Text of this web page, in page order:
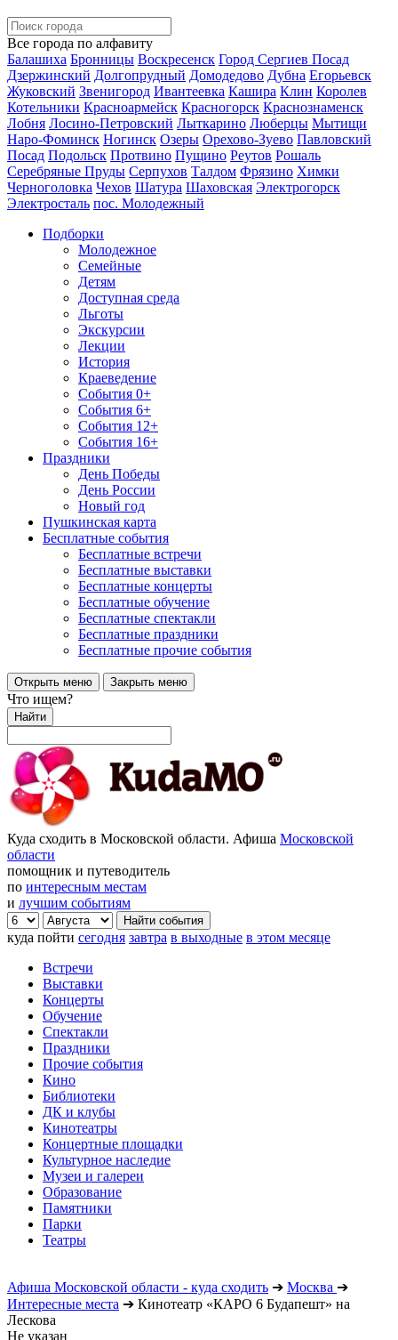
Все города по алфавиту
Балашиха Бронницы Воскресенск Город Сергиев Посад
Дзержинский Долгопрудный Домодедово Дубна Егорьевск
Жуковский Звенигород Ивантеевка Кашира Клин Королев
Котельники Красноармейск Красногорск Краснознаменск
Лобня Лосино-Петровский Лыткарино Люберцы Мытищи
Наро-Фоминск Ногинск Озеры Орехово-Зуево Павловский
Посад Подольск Протвино Пущино Реутов Рошаль
Серебряные Пруды Серпухов Талдом Фрязино Химки
Черноголовка Чехов Шатура Шаховская Электрогорск
Электросталь пос. Молодежный
Подборки
Молодежное
Семейные
Детям
Доступная среда
Льготы
Экскурсии
Лекции
История
Краеведение
События 0+
События 6+
События 12+
События 16+
Праздники
День Победы
День России
Новый год
Пушкинская карта
Бесплатные события
Бесплатные встречи
Бесплатные выставки
Бесплатные концерты
Бесплатные обучение
Бесплатные спектакли
Бесплатные праздники
Бесплатные прочие события
Открыть меню Закрыть меню
Что ищем?
Найти
Куда сходить в Московской области. Афиша Московской
области
помощник и путеводитель
по интересным местам
и лучшим событиям
куда пойти сегодня завтра в выходные в этом месяце
Встречи
Выставки
Концерты
Обучение
Спектакли
Праздники
Прочие события
Кино
Библиотеки
ДК и клубы
Кинотеатры
Концертные площадки
Культурное наследие
Музеи и галереи
Образование
Памятники
Парки
Театры
Афиша Московской области - куда сходить ➔ Москва ➔
Интересные места ➔ Кинотеатр «КАРО 6 Будапешт» на
Лескова
Не указан